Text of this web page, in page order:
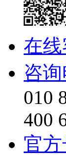
在线
咨
010
400
官